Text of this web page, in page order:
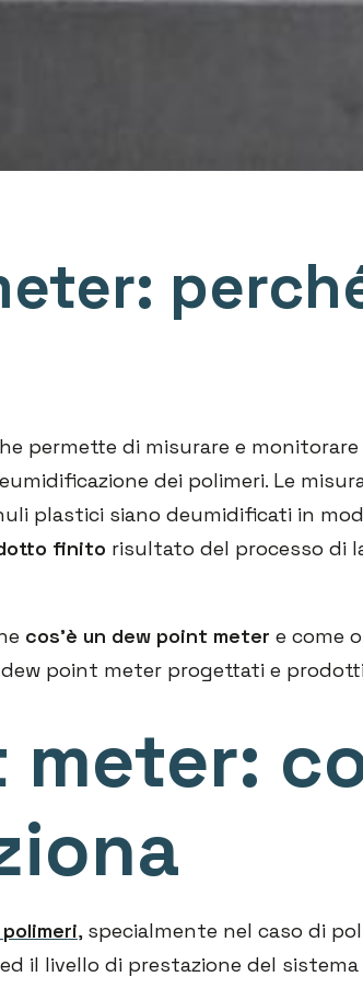
permette di misurare e monitorare
dei polimeri. Le
plastici siano deumidificati in
finito risultato del processo di
cos’è un dew point meter e come
point meter progettati e
, specialmente nel caso di
il livello di prestazione del sistema